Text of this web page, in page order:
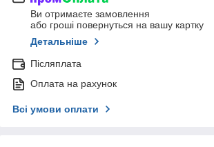
Ви отримаєте замовлення
або гроші повернуться на вашу картку
Детальніше
Післяплата
Оплата на рахунок
Всі умови оплати